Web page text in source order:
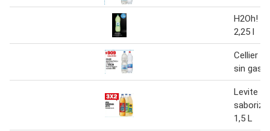
H2Oh!
2,25 l
Cellier
sin gas/
Levite
1,5 L